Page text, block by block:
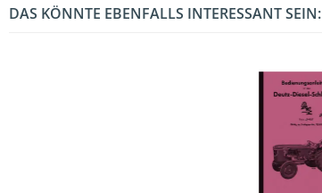
DAS KÖNNTE EBENFALLS INTERESSANT SEIN: